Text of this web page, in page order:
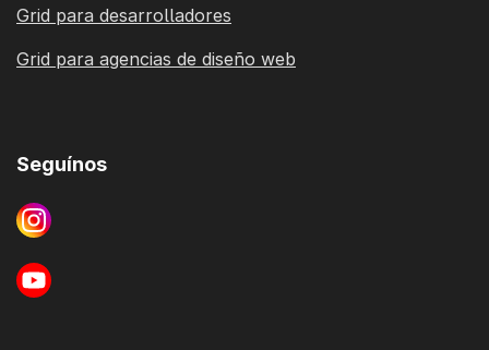
Grid para desarrolladores
Grid para agencias de diseño web
Seguínos